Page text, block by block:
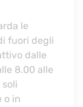
le
fuori degli
dalle
8.00 alle
o in